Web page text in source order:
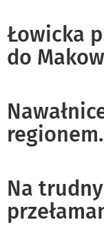
Łowicka
do
Na